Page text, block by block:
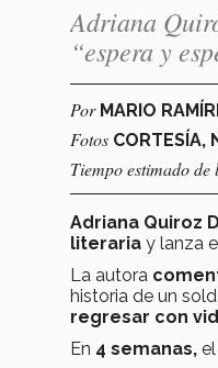
Adriana
“espera y
Por MARIO
Fotos CORTESÍA,
Tiempo estimado
Adriana Quiroz
literaria y lanza
La autora
historia de un
regresar con
En 4 semanas,